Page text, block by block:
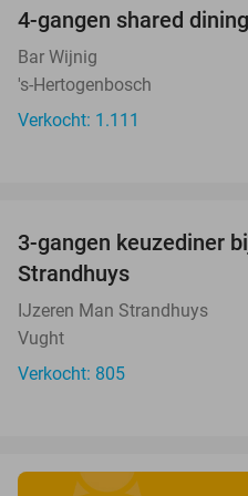
4-gangen shared
Bar Wijnig
's-Hertogenbosch
Verkocht: 1.111
3-gangen keuzediner
Strandhuys
IJzeren Man Strandhuys
Vught
Verkocht: 805